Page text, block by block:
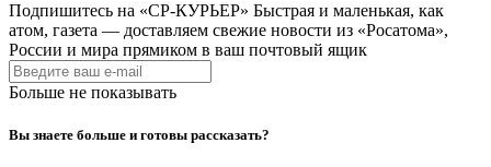
Подпишитесь на «СР-КУРЬЕР» Быстрая и маленькая, как
атом, газета — доставляем свежие новости из «Росатома»,
России и мира прямиком в ваш почтовый ящик
Больше не показывать
Вы знаете больше и готовы рассказать?